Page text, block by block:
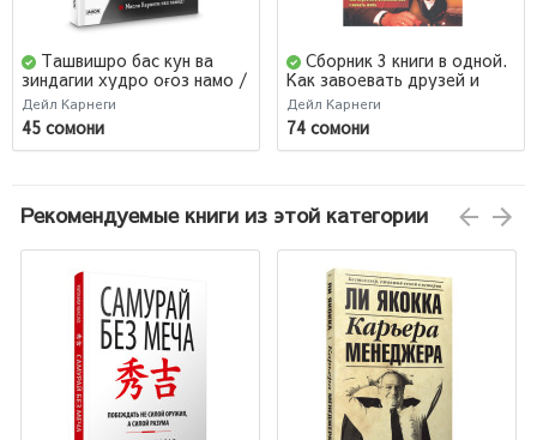
Ташвишро бас кун ва
зиндагии худро оғоз намо /
Как перестать
беспокоиться и начать
жить (Jahon.tj)
Дейл Карнеги
45 сомони
Сборник 3 книги в одной.
Как завоевать друзей и
оказывать влияние на
людей. Как развить
уверенность в себе и
влиять на людей путем
и начать жить
Дейл Карнеги
74 сомони
Рекомендуемые книги из этой категории